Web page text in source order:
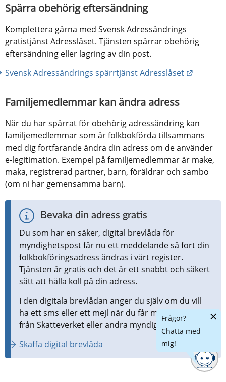
Spärra obehörig eftersändning
Komplettera gärna med Svensk Adressändrings
gratistjänst Adresslåset. Tjänsten spärrar obehörig
eftersändning eller lagring av din post.
Svensk Adressändrings spärrtjänst Adresslåset
Familjemedlemmar kan ändra adress
När du har spärrat för obehörig adressändring kan
familjemedlemmar som är folkbokförda tillsammans
med dig fortfarande ändra din adress om de använder
e-legitimation. Exempel på familjemedlemmar är make,
maka, registrerad partner, barn, föräldrar och sambo
(om ni har gemensamma barn).
Bevaka din adress gratis
Du som har en säker, digital brevlåda för
myndighetspost får nu ett meddelande så fort din
folkbokföringsadress ändras i vårt register.
Tjänsten är gratis och det är ett snabbt och säkert
sätt att hålla koll på din adress.
I den digitala brevlådan anger du själv om du vill
ha ett sms eller ett mejl när du får myndighetspost
från Skatteverket eller andra myndigheter.
Skaffa digital brevlåda
Frågor?
Chatta med
mig!
Dölj